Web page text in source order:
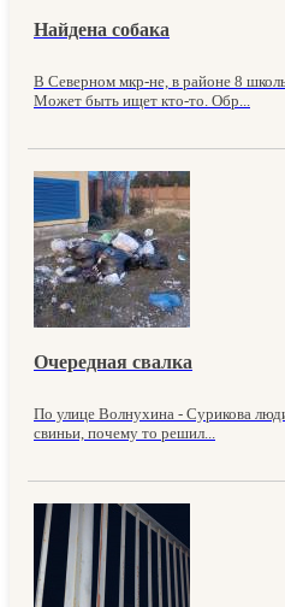
Найдена собака
В Северном мкр-не, в районе 8
Может быть ищет кто-то. Обр...
Очередная свалка
По улице Волнухина - Сурикова
свиньи, почему то решил...